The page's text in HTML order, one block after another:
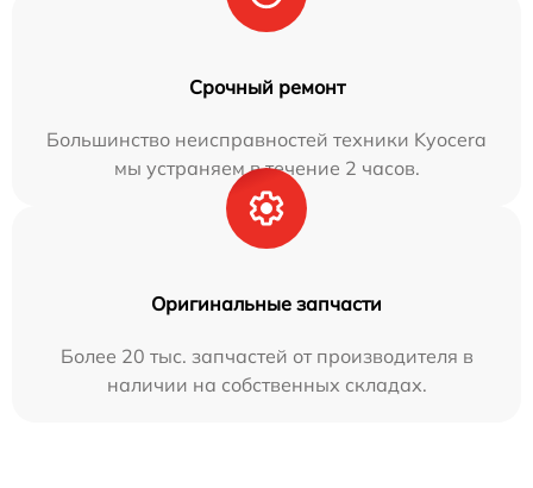
Срочный ремонт
Большинство неисправностей техники Kyocera
мы устраняем в течение 2 часов.
Оригинальные запчасти
Более 20 тыс. запчастей от производителя в
наличии на собственных складах.